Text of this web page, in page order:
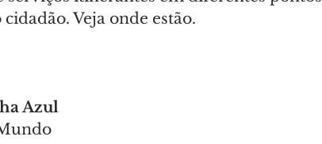
Veja onde estão.
Azul